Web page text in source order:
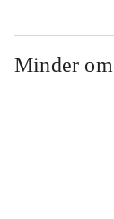
Minder om